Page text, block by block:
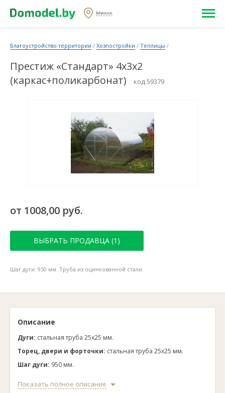
Минск
Благоустройство территории / Хозпостройки / Теплицы /
Престиж «Стандарт» 4х3х2
(каркас+поликарбонат)
код 59379
от 1008,00 руб.
ВЫБРАТЬ ПРОДАВЦА (1)
Шаг дуги: 950 мм. Труба из оцинкованной стали.
Описание
Дуги: стальная труба 25х25 мм.
Торец, двери и форточки: стальная труба 25х25 мм.
Шаг дуги: 950 мм.
Показать полное описание